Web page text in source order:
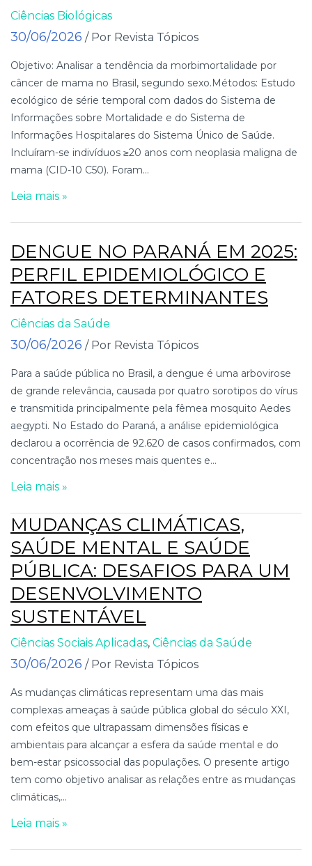
Ciências Biológicas
30/06/2026 / Por Revista Tópicos
Objetivo: Analisar a tendência da morbimortalidade por
câncer de mama no Brasil, segundo sexo.Métodos: Estudo
ecológico de série temporal com dados do Sistema de
Informações sobre Mortalidade e do Sistema de
Informações Hospitalares do Sistema Único de Saúde.
Incluíram-se indivíduos ≥20 anos com neoplasia maligna de
mama (CID-10 C50). Foram...
Leia mais »
DENGUE NO PARANÁ EM 2025:
PERFIL EPIDEMIOLÓGICO E
FATORES DETERMINANTES
Ciências da Saúde
30/06/2026 / Por Revista Tópicos
Para a saúde pública no Brasil, a dengue é uma arbovirose
de grande relevância, causada por quatro sorotipos do vírus
e transmitida principalmente pela fêmea mosquito Aedes
aegypti. No Estado do Paraná, a análise epidemiológica
declarou a ocorrência de 92.620 de casos confirmados, com
concentração nos meses mais quentes e...
Leia mais »
MUDANÇAS CLIMÁTICAS,
SAÚDE MENTAL E SAÚDE
PÚBLICA: DESAFIOS PARA UM
DESENVOLVIMENTO
SUSTENTÁVEL
Ciências Sociais Aplicadas, Ciências da Saúde
30/06/2026 / Por Revista Tópicos
As mudanças climáticas representam uma das mais
complexas ameaças à saúde pública global do século XXI,
com efeitos que ultrapassam dimensões físicas e
ambientais para alcançar a esfera da saúde mental e do
bem-estar psicossocial das populações. O presente artigo
tem como objetivo analisar as relações entre as mudanças
climáticas,...
Leia mais »